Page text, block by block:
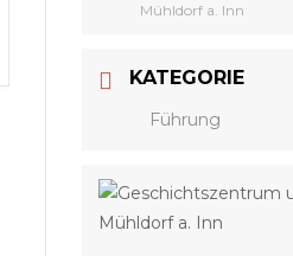
Mühldorf a. Inn
KATEGORIE
Führung